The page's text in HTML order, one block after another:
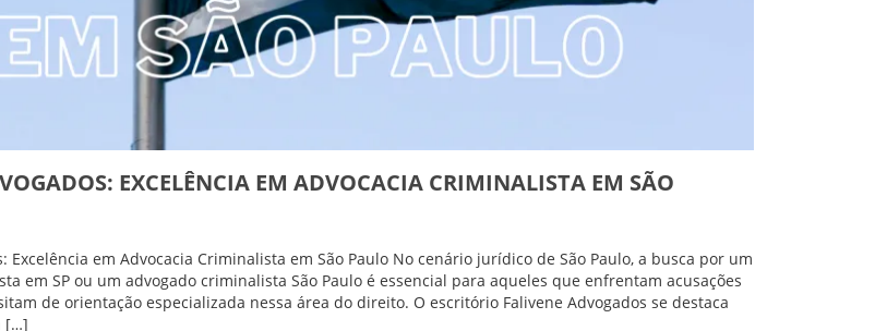
EXCELÊNCIA EM ADVOCACIA CRIMINALISTA EM SÃO
Excelência em Advocacia Criminalista em São Paulo No cenário jurídico de São Paulo, a busca por um
em SP ou um advogado criminalista São Paulo é essencial para aqueles que enfrentam acusações
de orientação especializada nessa área do direito. O escritório Falivene Advogados se destaca
[…]